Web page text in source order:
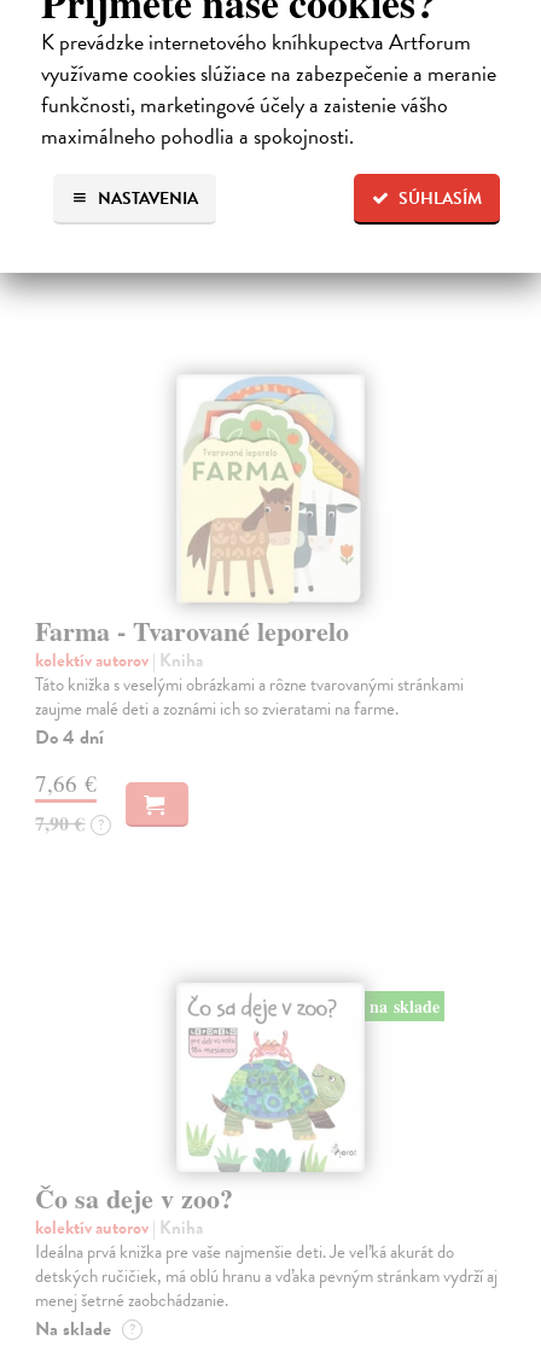
K prevádzke internetového kníhkupectva Artforum
využívame cookies slúžiace na zabezpečenie a meranie
funkčnosti, marketingové účely a zaistenie vášho
maximálneho pohodlia a spokojnosti.
SÚHLASÍM
NASTAVENIA
Les - Tvarované leporelo
Payne Sally
| Kniha
Táto knižka s veselými obrázkami a rôzne tvarovanými stránkami
zaujme malé deti a zoznámi ich so životom v lese.
7,66 €
Farma - Tvarované leporelo
kolektív autorov| Kniha
Táto knižka s veselými obrázkami a rôzne tvarovanými stránkami
zaujme malé deti a zoznámi ich so zvieratami na farme.
Do 4 dní
7,66 €
7,90 € ?
na sklade
Čo sa deje v zoo?
kolektív autorov| Kniha
Ideálna prvá knižka pre vaše najmenšie deti. Je veľká akurát do
detských ručičiek, má oblú hranu a vďaka pevným stránkam vydrží aj
menej šetrné zaobchádzanie.
Na sklade ?